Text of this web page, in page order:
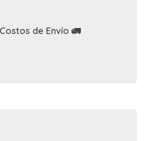
Costos de Envío 🚛